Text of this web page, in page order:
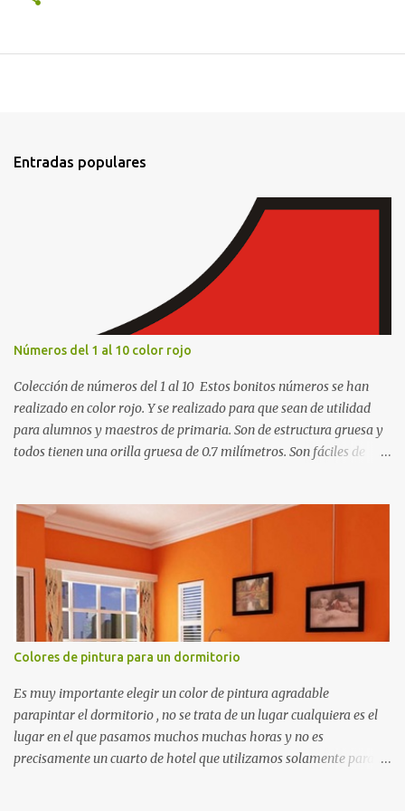
Entradas populares
Números del 1 al 10 color rojo
Colección de números del 1 al 10 Estos bonitos números se han
realizado en color rojo. Y se realizado para que sean de utilidad
para alumnos y maestros de primaria. Son de estructura gruesa y
todos tienen una orilla gruesa de 0.7 milímetros. Son fáciles de
matemáticos, para decorar los cumpleaños de los niños, entre
otras cosas.
Colores de pintura para un dormitorio
Es muy importante elegir un color de pintura agradable
parapintar el dormitorio , no se trata de un lugar cualquiera es el
lugar en el que pasamos muchos muchas horas y no es
precisamente un cuarto de hotel que utilizamos solamente para